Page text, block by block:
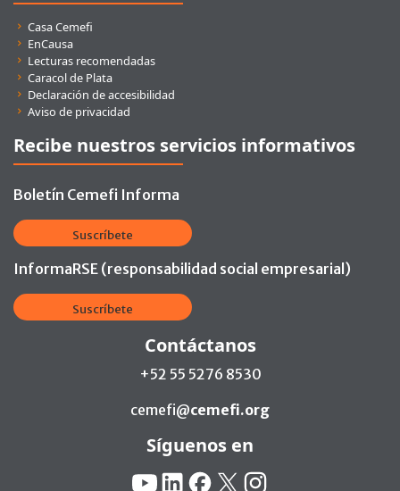
Enlaces rápidos
Casa Cemefi
EnCausa
Lecturas recomendadas
Caracol de Plata
Declaración de accesibilidad
Aviso de privacidad
Recibe nuestros servicios informativos
Boletín Cemefi Informa
Suscríbete
InformaRSE (responsabilidad social empresarial)
Suscríbete
Contáctanos
+52 55 5276 8530
cemefi@cemefi.org
Síguenos en
YouTube
LinkedinFacebook
X Instagram